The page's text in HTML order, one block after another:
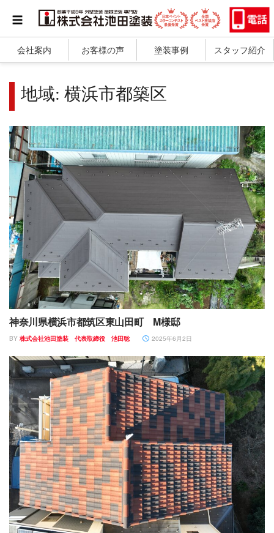
会社案内 お客様の声 塗装事例 スタッフ紹介
地域: 横浜市都築区
神奈川県横浜市都筑区東山田町 M様邸
BY 株式会社池田塗装 代表取締役 池田聡 2025年6月2日